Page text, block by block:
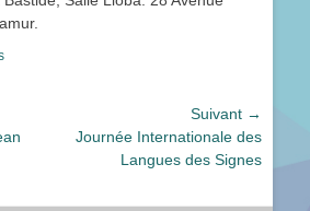
Suivant →
Article
Journée Internationale des
Langues des Signes